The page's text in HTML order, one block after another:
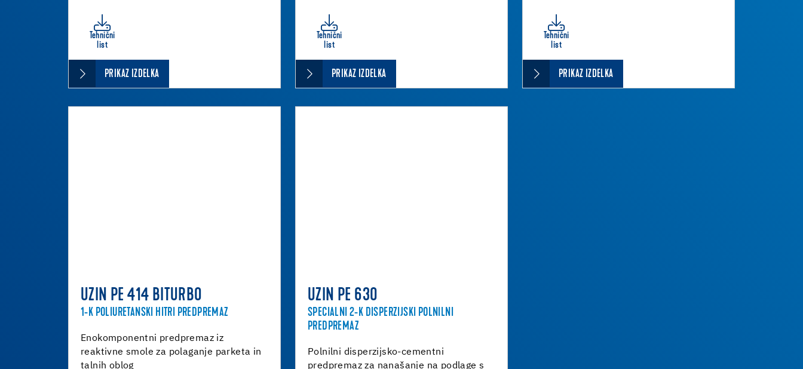
Tehnični
list
PRIKAZ IZDELKA
Tehnični
list
PRIKAZ IZDELKA
Tehnični
list
PRIKAZ IZDELKA
UZIN PE 414 BITURBO
1-K POLIURETANSKI HITRI PREDPREMAZ
Enokomponentni predpremaz iz
reaktivne smole za polaganje parketa in
talnih oblog
UZIN PE 630
SPECIALNI 2-K DISPERZIJSKI POLNILNI
PREDPREMAZ
Polnilni disperzijsko-cementni
predpremaz za nanašanje na podlage s